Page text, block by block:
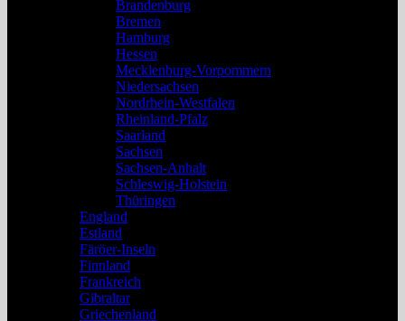
Brandenburg
Bremen
Hamburg
Hessen
Mecklenburg-Vorpommern
Niedersachsen
Nordrhein-Westfalen
Rheinland-Pfalz
Saarland
Sachsen
Sachsen-Anhalt
Schleswig-Holstein
Thüringen
England
Estland
Färöer-Inseln
Finnland
Frankreich
Gibraltar
Griechenland